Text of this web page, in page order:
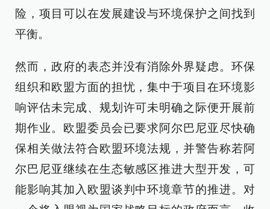
险，项目可以在发展建设与环境保护之间找到
平衡。
然而，政府的表态并没有消除外界疑虑。环保
组织和欧盟方面的担忧，集中于项目在环境影
响评估未完成、规划许可未明确之际便开展前
期作业。欧盟委员会已要求阿尔巴尼亚尽快确
保相关做法符合欧盟环境法规，并警告称若阿
尔巴尼亚继续在生态敏感区推进大型开发，可
能影响其加入欧盟谈判中环境章节的推进。对